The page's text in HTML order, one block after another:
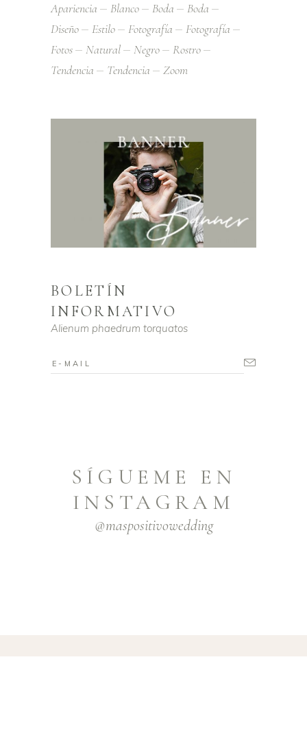
Apariencia Blanco Boda
Boda
Diseño
Estilo Fotografía
Fotografía
Fotos
Natural Negro
Rostro
Tendencia
Tendencia Zoom
BOLETÍN
INFORMATIVO
Alienum phaedrum torquatos
SÍGUEME EN
INSTAGRAM
@maspositivowedding